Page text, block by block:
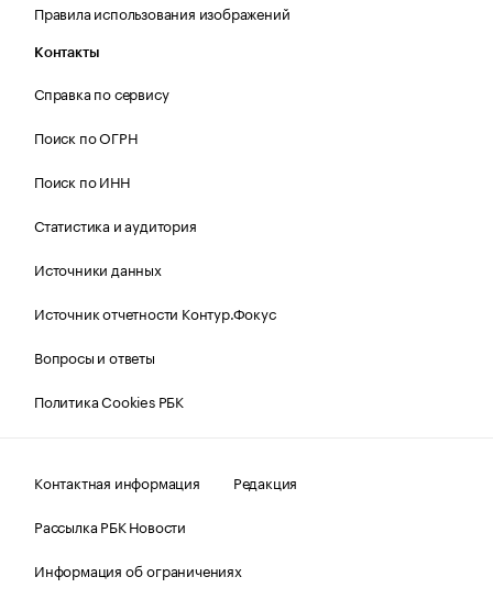
Правила использования изображений
Контакты
Справка по сервису
Поиск по ОГРН
Поиск по ИНН
Статистика и аудитория
Источники данных
Источник отчетности Контур.Фокус
Вопросы и ответы
Политика Cookies РБК
Контактная информация
Редакция
Рассылка РБК Новости
Информация об ограничениях